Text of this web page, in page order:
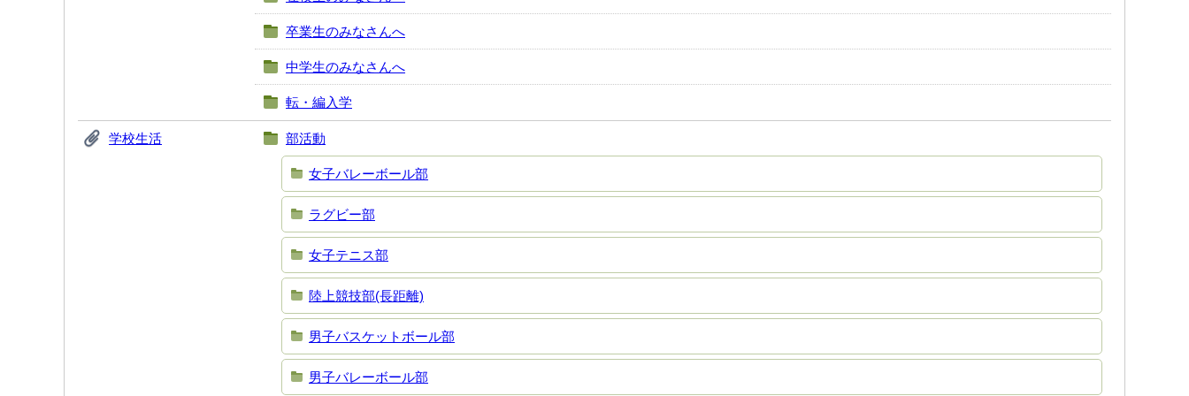
卒業生のみなさんへ
中学生のみなさんへ
転・編入学
学校生活 部活動
女子バレーボール部
ラグビー部
女子テニス部
陸上競技部(長距離)
男子バスケットボール部
男子バレーボール部